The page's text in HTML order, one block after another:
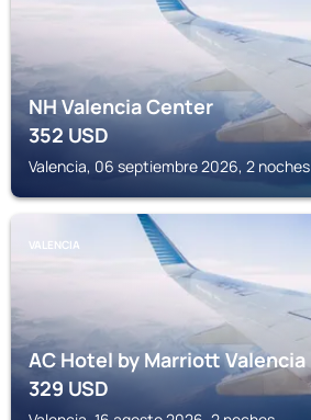
NH Valencia Center
352USD
Valencia, 06 septiembre 2026, 2 noches
VALENCIA
AC Hotel by Marriott Valencia
329USD